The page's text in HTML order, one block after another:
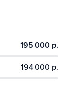
195 000 р.
194 000 р.